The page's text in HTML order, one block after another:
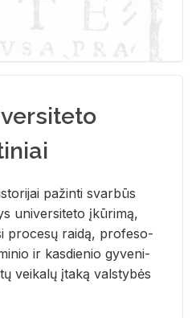
pa­žin­ti svar­būs
uni­ver­si­te­to įkū­ri­mą,
pro­ce­sų rai­dą, pro­fe­so­
ir kas­die­nio gy­ve­ni­
vei­ka­lų įta­ką vals­ty­bės